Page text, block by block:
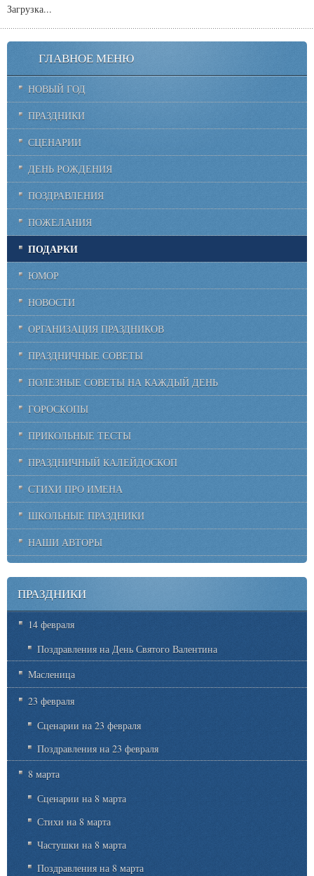
Загрузка...
ГЛАВНОЕ МЕНЮ
НОВЫЙ ГОД
ПРАЗДНИКИ
СЦЕНАРИИ
ДЕНЬ РОЖДЕНИЯ
ПОЗДРАВЛЕНИЯ
ПОЖЕЛАНИЯ
ПОДАРКИ
ЮМОР
НОВОСТИ
ОРГАНИЗАЦИЯ ПРАЗДНИКОВ
ПРАЗДНИЧНЫЕ СОВЕТЫ
ПОЛЕЗНЫЕ СОВЕТЫ НА КАЖДЫЙ ДЕНЬ
ГОРОСКОПЫ
ПРИКОЛЬНЫЕ ТЕСТЫ
ПРАЗДНИЧНЫЙ КАЛЕЙДОСКОП
СТИХИ ПРО ИМЕНА
ШКОЛЬНЫЕ ПРАЗДНИКИ
НАШИ АВТОРЫ
ПРАЗДНИКИ
14 февраля
Поздравления на День Святого Валентина
Масленица
23 февраля
Сценарии на 23 февраля
Поздравления на 23 февраля
8 марта
Сценарии на 8 марта
Стихи на 8 марта
Частушки на 8 марта
Поздравления на 8 марта